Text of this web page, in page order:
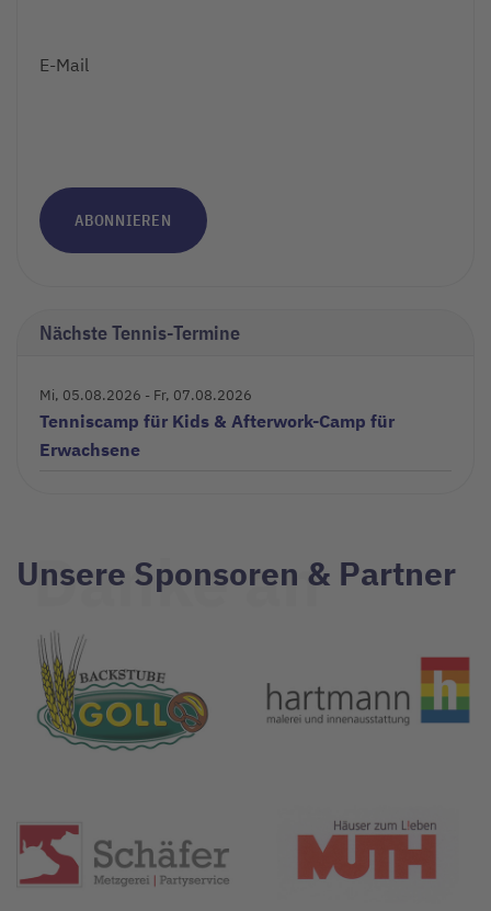
E-Mail
ABONNIEREN
Nächste Tennis-Termine
Mi, 05.08.2026 - Fr, 07.08.2026
Tenniscamp für Kids & Afterwork-Camp für
Erwachsene
Unsere Sponsoren & Partner
Danke an